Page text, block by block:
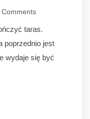
Comments
taras.
poprzednio jest
wydaje się być